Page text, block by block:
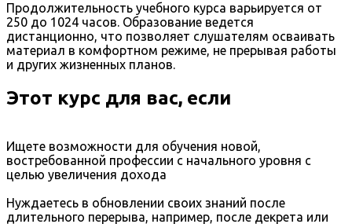
Продолжительность учебного курса варьируется от
250 до 1024 часов. Образование ведется
дистанционно, что позволяет слушателям осваивать
материал в комфортном режиме, не прерывая работы
и других жизненных планов.
Этот курс для вас, если
Ищете возможности для обучения новой,
востребованной профессии с начального уровня с
целью увеличения дохода
Нуждаетесь в обновлении своих знаний после
длительного перерыва, например, после декрета или